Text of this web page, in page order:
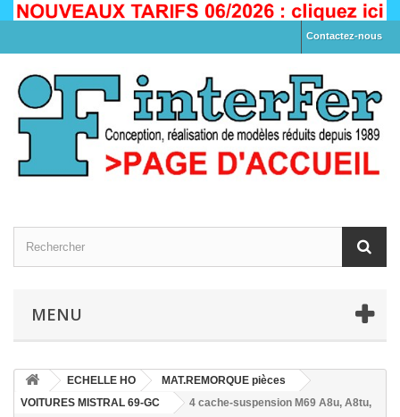
Contactez-nous
MENU
ECHELLE HO
MAT.REMORQUE pièces
VOITURES MISTRAL 69-GC
4 cache-suspension M69 A8u, A8tu,